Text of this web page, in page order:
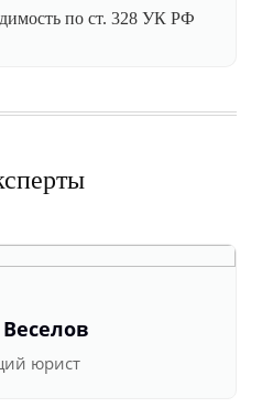
по ст. 328 УК РФ
юрист